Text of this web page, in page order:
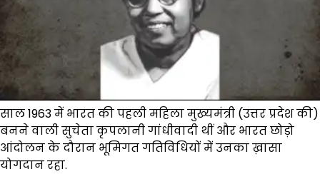
साल 1963 में भारत की पहली महिला मुख्यमंत्री (उत्तर प्रदेश की)
बनने वाली सुचेता कृपलानी गांधीवादी थीं और भारत छोड़ो
आंदोलन के दौरान भूमिगत गतिविधियों में उनका ख़ासा
योगदान रहा.